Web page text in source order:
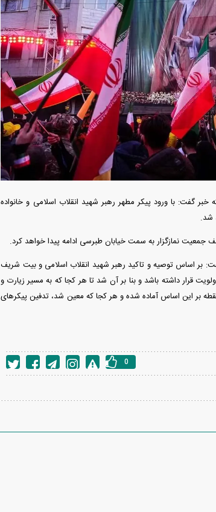
گفت: با ورود پیکر مطهر رهبر شهید انقلاب اسلامی و خانواده
شد.
نمازگزار به سمت خیابان طبرسی ادامه پیدا خواهد کرد.
بر اساس توصیه و تاکید رهبر شهید انقلاب اسلامی و بیت شریف
قرار داشته باشد و بنا بر آن شد تا هر کجا که به مسیر زیارت و
بر این اساس آماده شده و هر کجا که معین شد، تدفین پیکر‌های
گزارش
0
گواهی
آزاد
امتیاز واردات خودرو ۳ میلیارد تومان! / رانت
جدید در بازار خودرو چیست؟
رونمایی از پوکو M ۸ پاور با باتری ۸۰۰۰
میلی‌آمپرساعتی